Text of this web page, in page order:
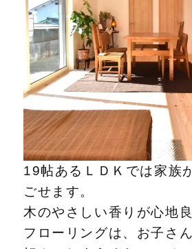
19帖あるＬＤＫでは家族
ごせます。
木のやさしい香りが心地
フローリングは、お子さ